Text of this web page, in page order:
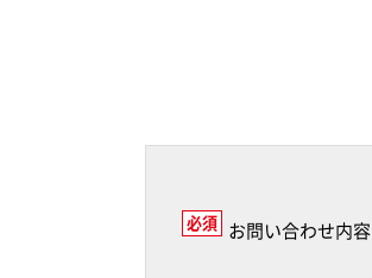
必須 お問い合わせ内容